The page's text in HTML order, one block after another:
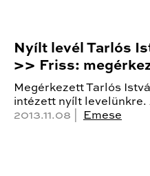
Nyílt levél Tarlós
>> Friss:
Megérkezett Tarlós
intézett nyílt levelünkre.
2013.11.08 |
Emese